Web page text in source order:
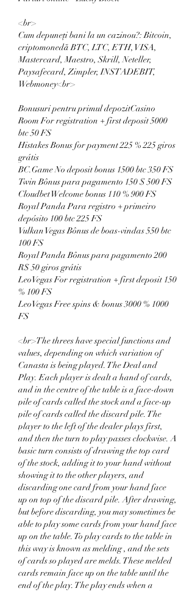
<br>
Cum depuneți bani la un cazinou?: Bitcoin,
criptomonedă BTC, LTC, ETH, VISA,
Mastercard, Maestro, Skrill, Neteller,
Paysafecard, Zimpler, INSTADEBIT,
Webmoney<br>
Bonusuri pentru primul depozitCasino
Room For registration + first deposit 5000
btc 50 FS
Histakes Bonus for payment 225 % 225 giros
grátis
BC.Game No deposit bonus 1500 btc 350 FS
Twin Bônus para pagamento 150 $ 500 FS
Cloudbet Welcome bonus 110 % 900 FS
Royal Panda Para registro + primeiro
depósito 100 btc 225 FS
Vulkan Vegas Bônus de boas-vindas 550 btc
100 FS
Royal Panda Bônus para pagamento 200
R$ 50 giros grátis
LeoVegas For registration + first deposit 150
% 100 FS
LeoVegas Free spins & bonus 3000 % 1000
FS
<br>The threes have special functions and
values, depending on which variation of
Canasta is being played. The Deal and
Play. Each player is dealt a hand of cards,
and in the centre of the table is a face-down
pile of cards called the stock and a face-up
pile of cards called the discard pile. The
player to the left of the dealer plays first,
and then the turn to play passes clockwise. A
basic turn consists of drawing the top card
of the stock, adding it to your hand without
showing it to the other players, and
discarding one card from your hand face
up on top of the discard pile. After drawing,
but before discarding, you may sometimes be
able to play some cards from your hand face
up on the table. To play cards to the table in
this way is known as melding , and the sets
of cards so played are melds. These melded
cards remain face up on the table until the
end of the play. The play ends when a